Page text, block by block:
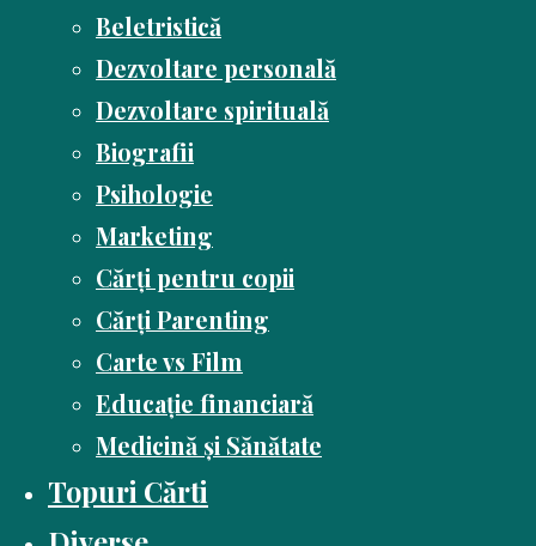
Beletristică
Dezvoltare personală
Dezvoltare spirituală
Biografii
Psihologie
Marketing
Cărți pentru copii
Cărți Parenting
Carte vs Film
Educație financiară
Medicină și Sănătate
Topuri Cărti